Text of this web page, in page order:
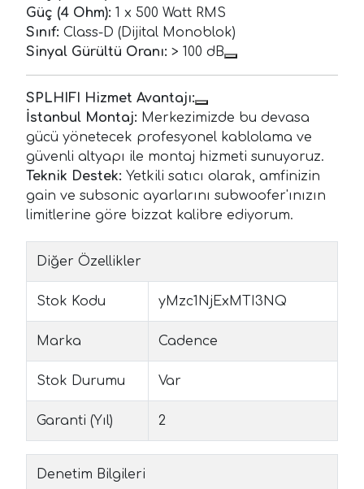
Güç (4 Ohm): 1 x 500 Watt RMS
Sınıf: Class-D (Dijital Monoblok)
Sinyal Gürültü Oranı: > 100 dB
SPLHIFI Hizmet Avantajı:
İstanbul Montaj: Merkezimizde bu devasa
gücü yönetecek profesyonel kablolama ve
güvenli altyapı ile montaj hizmeti sunuyoruz.
Teknik Destek: Yetkili satıcı olarak, amfinizin
gain ve subsonic ayarlarını subwoofer'ınızın
limitlerine göre bizzat kalibre ediyorum.
Diğer Özellikler
Stok Kodu yMzc1NjExMTI3NQ
Marka Cadence
Stok Durumu Var
Garanti (Yıl) 2
Denetim Bilgileri